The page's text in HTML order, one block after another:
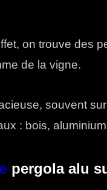
on trouve des
de la vigne.
souvent
: bois,
pergola alu